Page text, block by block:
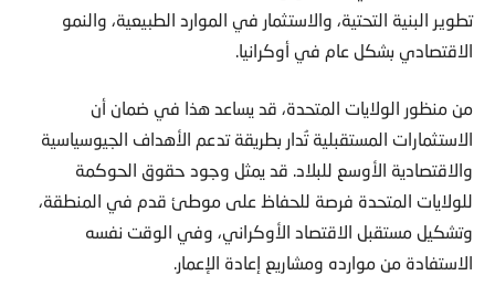
تطوير البنية التحتية، والاستثمار في الموارد الطبيعية، والنمو
الاقتصادي بشكل عام في أوكرانيا.
من منظور الولايات المتحدة، قد يساعد هذا في ضمان أن
الاستثمارات المستقبلية تُدار بطريقة تدعم الأهداف الجيوسياسية
والاقتصادية الأوسع للبلاد. قد يمثل وجود حقوق الحوكمة
للولايات المتحدة فرصة للحفاظ على موطئ قدم في المنطقة،
وتشكيل مستقبل الاقتصاد الأوكراني، وفي الوقت نفسه
الاستفادة من موارده ومشاريع إعادة الإعمار.